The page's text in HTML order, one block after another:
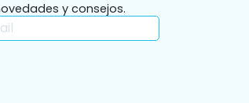
y consejos.